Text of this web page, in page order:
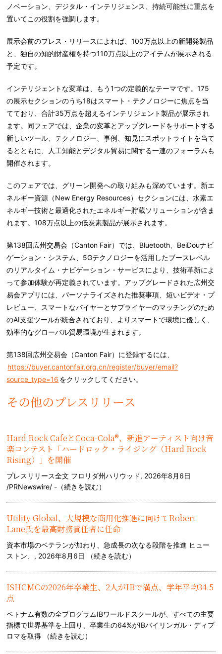
ノベーション、デジタル・インテリジェンス、持続可能性に重点を
置いてこの役割を強調します。
展示会前のプレス・リリースによれば、100万点以上の新開発製品
と、独自の知的財産権を持つ110万点以上のアイテムが展示される
予定です。
インテリジェントな変革は、もう1つの定義的なテーマです。175
の展示セクションのうち18はスマート・テクノロジーに焦点を当
てており、合計35万点を超えるインテリジェント製品が展示され
ます。同フェアでは、企業の変革とアップグレードをサポートする
新しいツール、テクノロジー、事例、知見にスポットライトを当て
るとともに、人工知能とデジタル貿易に関する一連のフォーラムも
開催されます。
このフェアでは、グリーン開発への取り組みも深めています。新エ
ネルギー資源（New Energy Resources）セクションには、水素エ
ネルギー技術と最適化されたエネルギー貯蔵ソリューションが含ま
れます。108万点以上の低炭素製品が展示されます。
第138回広州交易会（Canton Fair）では、 Bluetooth BeiDouナビ
ゲーション・システム、 5Gテクノロジーを活用したブースレベル
のリアルタイム・ナビゲーション・サービスにより、技術革新によ
って参加体験が再定義されています。アップグレードされた広州交
易会アプリには、パーソナライズされた推奨事項、短いビデオ・プ
レビュー、スマートなバイヤーとサプライヤーのマッチングのため
のAI支援ツールが統合されており、よりスマートで環境に優しく、
効率的なグローバル貿易環境が生まれます。
第138回広州交易会（Canton Fair）に登録するには、
https://buyer.cantonfair.org.cn/register/buyer/email?
source_type=16 をクリックしてください。
その他のプレスリリース
Hard Rock CafeとCoca-Cola®、新進アーティスト向け音
楽コンテスト「ハードロック・ライジング（Hard Rock
Rising）」を開催
プレスリリース全文 フロリダ州ハリウッド, 2026年8月6日
/PRNewswire/ -（続きを読む）
Utility Global、大規模な商用化推進に向けてRobert
Lane氏を最高財務責任者に任命
資本市場のベテランが加わり、急成長の次なる段階を推進 ヒュー
ストン、, 2026年8月6日 （続きを読む）
ISHCMCの2026年卒業生、2人がIBで満点、学年平均34.5
点
ベトナム有数の全プログラムIBワールドスクールが、すべての主要
指標で世界基準を上回り、卒業生の64%がIBバイリンガル・ディプ
ロマを取得 （続きを読む）